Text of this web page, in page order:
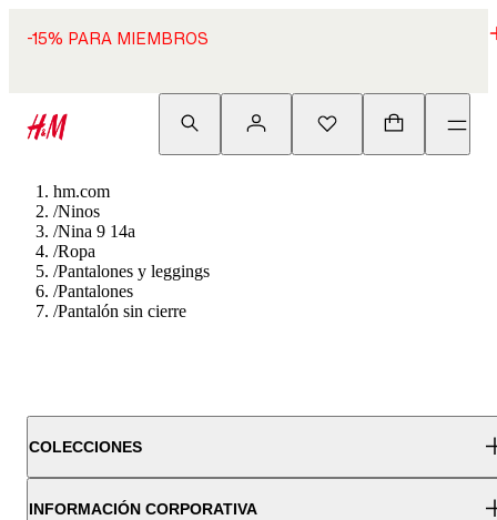
-15% PARA MIEMBROS
hm.com
/Ninos
/Nina 9 14a
/Ropa
/Pantalones y leggings
/Pantalones
/Pantalón sin cierre
COLECCIONES
INFORMACIÓN CORPORATIVA